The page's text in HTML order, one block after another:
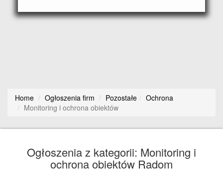
Home Ogłoszenia firm Pozostałe
Ochrona
Monitoring i ochrona obiektów
Ogłoszenia z kategorii: Monitoring i
ochrona obiektów Radom